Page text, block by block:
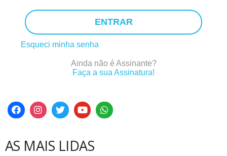
ENTRAR
Esqueci minha senha
Ainda não é Assinante?
Faça a sua Assinatura!
AS MAIS LIDAS